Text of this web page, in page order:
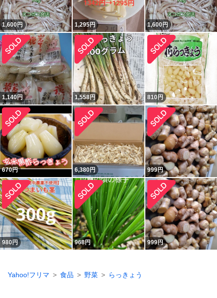
1,600円 1,295円 1,600円
1,140円 1,558円 810円
670円 6,380円 999円
980円 968円 999円
Yahoo!フリマ 食品 野菜 らっきょう